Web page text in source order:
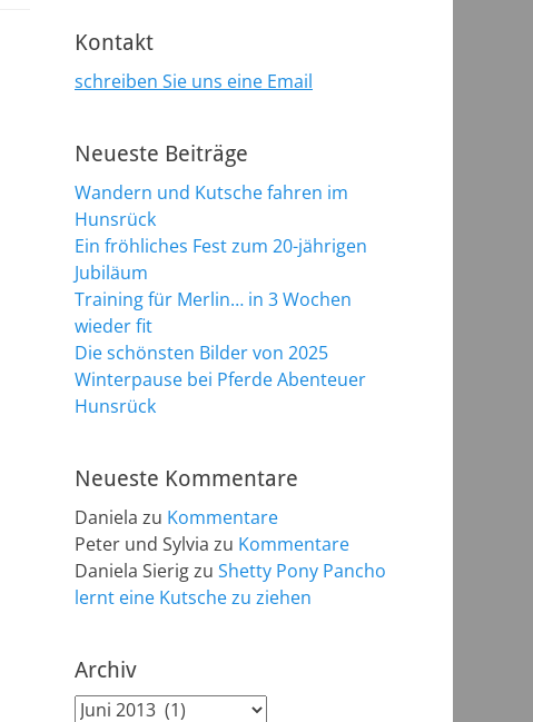
Kontakt
schreiben Sie uns eine Email
Neueste Beiträge
Wandern und Kutsche fahren im
Hunsrück
Ein fröhliches Fest zum 20-jährigen
Jubiläum
Training für Merlin… in 3 Wochen
wieder fit
Die schönsten Bilder von 2025
Winterpause bei Pferde Abenteuer
Hunsrück
Neueste Kommentare
Daniela zu Kommentare
Peter und Sylvia zu Kommentare
Daniela Sierigzu Shetty Pony Pancho
lernt eine Kutsche zu ziehen
Archiv
Archiv